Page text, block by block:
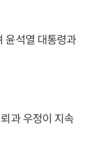
윤석열 대통령과
과 우정이 지속